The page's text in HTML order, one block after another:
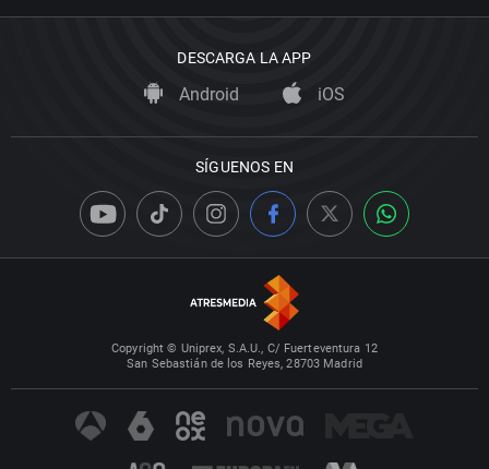
DESCARGA LA APP
Android iOS
SÍGUENOS EN
Copyright © Uniprex, S.A.U., C/ Fuerteventura 12
San Sebastián de los Reyes, 28703 Madrid